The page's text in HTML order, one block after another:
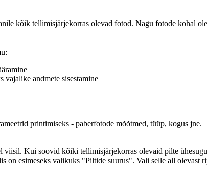
kõik tellimisjärjekorras olevad fotod. Nagu fotode kohal
vajalike andmete sisestamine
printimiseks - paberfotode mõõtmed, tüüp, kogus jne.
viisil. Kui soovid kõiki tellimisjärjekorras olevaid pilte
on esimeseks valikuks "Piltide suurus". Vali selle all